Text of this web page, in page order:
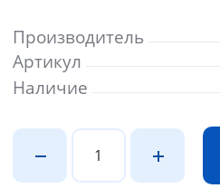
Производитель
Артикул
Наличие